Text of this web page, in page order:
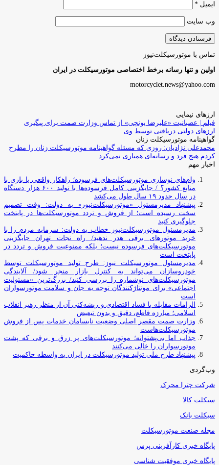
ایمیل *
وب‌ سایت
تماس با موتورسیکلت‌نیوز
اولین و تنها رسانه برخط اختصاصی موتورسیکلت در ایران
motorcyclet.news@yahoo.com
ارزهای نیمایی
فیلم | عصبانیت «علیرضا یونچی» از تماس وزارت صمت برای پیگیری
ارزهای دولتی دریافتی توسط وی
گواهینامه موتورسیکلت زنان
محمدعلی نژادیان: روزی که مسئله گواهینامه موتورسیکلت زنان را مطرح
کردم هیچ فرد و رسانه‌ای همیاری نمی‌کرد
اخبار مهم
وام‌های نوسازی موتورسیکلت‌های فرسوده؛ راهکار واقعی یا بازی با
منابع کشور؟ / جایگزینی کامل فرسوده‌ها با تولید ۶۰۰ هزار دستگاه
در سال حدود ۱۹ سال طول می‌کشد
پیشنهاد مدیرمسئول «موتورسیکلت‌نیوز» به دولت: وقت تصمیم
سخت رسیده است؛ از فروش و تردد موتورسیکلت‌ها در پایتخت
جلوگیری کنید
مدیرمسئول موتورسیکلت‌نیوز خطاب به دولت: سرمایه مردم را با
خرید موتورهای برقی هدر ندهید/ راه نجات تهران جایگزینی
موتورسیکلت‌های فرسوده نیست؛ بلکه ممنوعیت فروش و تردد در
پایتخت است
مدیرمسئول موتورسیکلت نیوز: طرح تولید موتورسیکلت توسط
خودروسازان می‌تواند به کنترل بازار منجر شود/ آلایندگی
موتورسیکلت‌های نوشماره را بررسی کنید/ بزرگ‌ترین «مسئولیت
اجتماعی» برای مونتاژکنندگان توجه به جان و سلامت موتورسواران
است
الزامات مقابله با فساد اقتصادی و ریشه‌کنی آن از منظر رهبر انقلاب
اسلامی؛ مبارزه قاطع، دقیق و بدون تبعیض
وزارت صمت مقصر اصلی وضعیت نابسامان خدمات پس از فروش
موتورسیکلت‌هاست
جذاب اما بی‌پشتوانه؛ موتورسیکلت‌های پر زرق‌ و برقی که پشت
موتورسواران را خالی می‌کنند
پیشنهاد طرح ملی تولید موتورسیکلت در ایران به واسطه حاکمیت
وب‌گردی
شرکت چترا محرک
سیکلت کالا
سیکلت بانک
مجله صنعت موتورسیکلت
پایگاه خبری کارآفرینی پرس
پایگاه خبری موفقیت شناسی